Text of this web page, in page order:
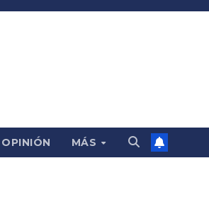
OPINIÓN MÁS